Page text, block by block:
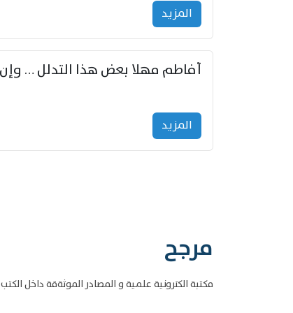
المزید
المزید
مرجح
مكتبة الكترونية علمية و المصادر الموثةقة داخل الكتب